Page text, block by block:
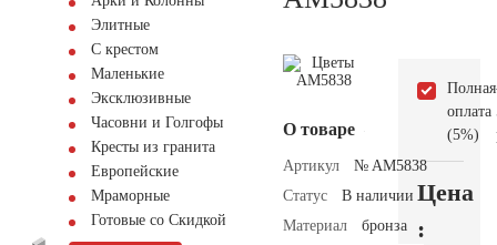
Элитные
С крестом
Маленькие
Эксклюзивные
Часовни и Голгофы
Кресты из гранита
Европейские
Мраморные
Готовые со Скидкой
О товаре
Артикул
№ AM5838
Статус
В наличии
Материал
бронза
Полная
оплата
(5%)
Цена
: